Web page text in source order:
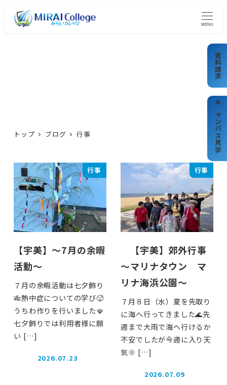
MENU
トップ ブログ 行事
行事
【宇美】～7月の余暇
活動～
７月の余暇活動は七夕飾り
🎋熱中症についての学び🥵
うちわ作りを行いました🪭
七夕飾りでは利用者様に願
い […]
投稿日
2026.07.23
行事
【宇美】郊外行事
～マリナタウン マ
リナ海浜公園～
７月８日（水）夏を先取り
に海へ行ってきました🌊先
週まで大雨で海へ行けるか
不安でしたが今週に入り天
気🌞 […]
投稿日
2026.07.09
資料請求
キャンパス見学